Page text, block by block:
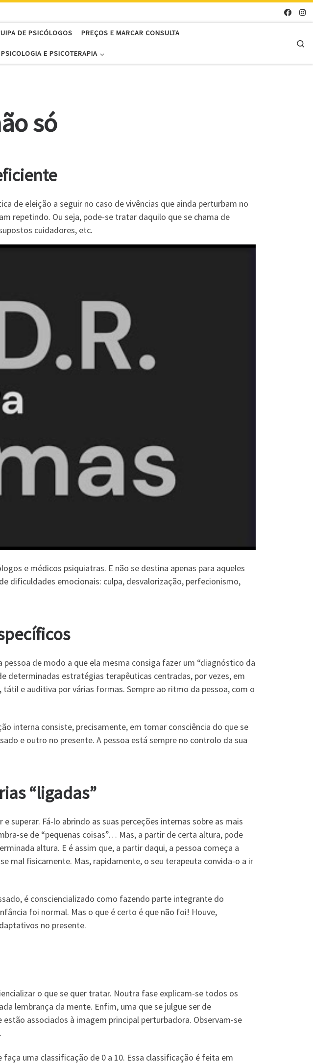
DE PSICÓLOGOS PREÇOS E MARCAR CONSULTA
E PSICOTERAPIA
só
de eleição a seguir no caso de vivências que ainda perturbam no
repetindo. Ou seja, pode-se tratar daquilo que se chama de
cuidadores, etc.
e médicos psiquiatras. E não se destina apenas para aqueles
dificuldades emocionais: culpa, desvalorização, perfecionismo,
de modo a que ela mesma consiga fazer um “diagnóstico da
determinadas estratégias terapêuticas centradas, por vezes, em
e auditiva por várias formas. Sempre ao ritmo da pessoa, com o
interna consiste, precisamente, em tomar consciência do que se
e outro no presente. A pessoa está sempre no controlo da sua
“ligadas”
superar. Fá-lo abrindo as suas perceções internas sobre as mais
se de “pequenas coisas”… Mas, a partir de certa altura, pode
altura. E é assim que, a partir daqui, a pessoa começa a
mal fisicamente. Mas, rapidamente, o seu terapeuta convida-o a ir
é consciencializado como fazendo parte integrante do
foi normal. Mas o que é certo é que não foi! Houve,
no presente.
o que se quer tratar. Noutra fase explicam-se todos os
lembrança da mente. Enfim, uma que se julgue ser de
associados à imagem principal perturbadora. Observam-se
faça uma classificação de 0 a 10. Essa classificação é feita em